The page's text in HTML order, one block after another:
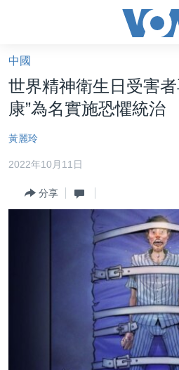
礙
鏈
接
跳
轉
內
美國大選2024
海外港人
中國
世界精神衛生日受害
康”為名實施恐懼統治
黃麗玲
2022年10月11日
分享